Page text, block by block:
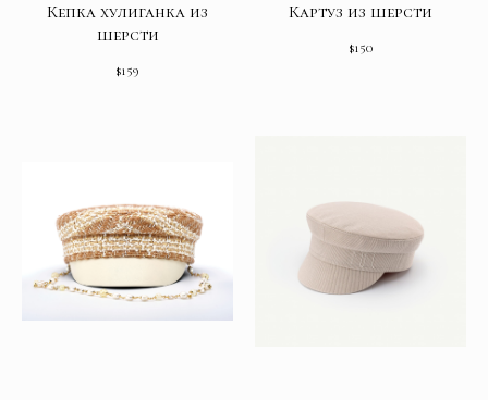
Кепка хулиганка из
шерсти
$159
Картуз из шерсти
$150